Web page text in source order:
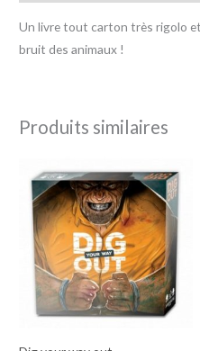
Un livre tout carton très rigolo
bruit des animaux !
Produits similaires